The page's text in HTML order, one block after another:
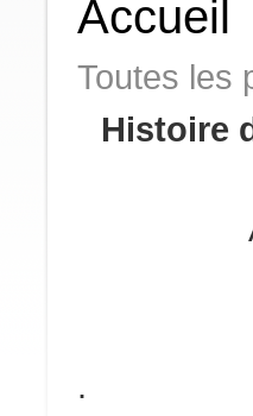
Accueil
Toutes les
Histoire
.